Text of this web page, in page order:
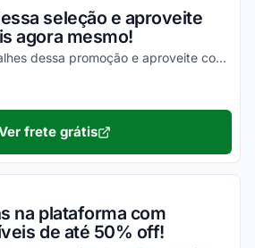
seleção e aproveite
agora mesmo!
Confira todos os detalhes dessa promoção e aproveite com vantagens simplesmente incríveis!
frete grátis
na plataforma com
de até 50% off!